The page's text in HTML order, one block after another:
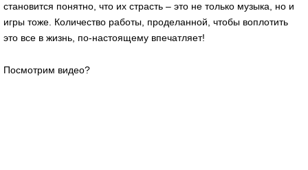
становится понятно, что их страсть – это не только музыка, но и
игры тоже. Количество работы, проделанной, чтобы воплотить
это все в жизнь, по-настоящему впечатляет!
Посмотрим видео?